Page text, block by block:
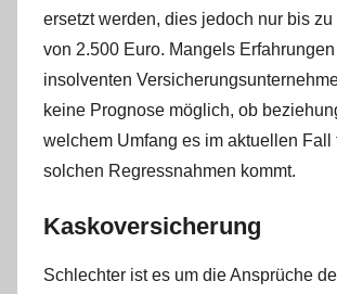
ersetzt werden, dies jedoch nur bis
von 2.500 Euro. Mangels
insolventen
keine Prognose möglich, ob
welchem Umfang es im aktuellen Fall
solchen Regressnahmen kommt.
Kaskoversicherung
Schlechter ist es um die Ansprüche